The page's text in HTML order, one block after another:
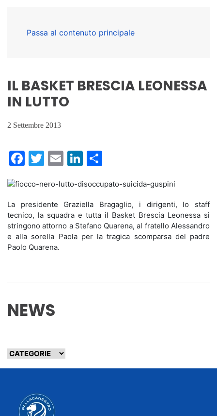
Passa al contenuto principale
IL BASKET BRESCIA LEONESSA
IN LUTTO
2 Settembre 2013
Facebook
Twitter
EmailLinkedIn
La presidente Graziella Bragaglio, i dirigenti, lo staff
tecnico, la squadra e tutta il Basket Brescia Leonessa si
stringono attorno a Stefano Quarena, al fratello Alessandro
e alla sorella Paola per la tragica scomparsa del padre
Paolo Quarena.
NEWS